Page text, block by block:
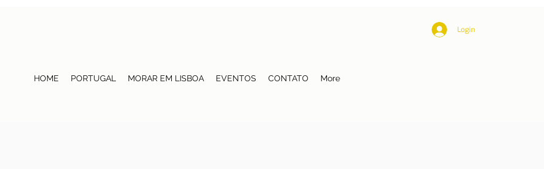
Login
HOME PORTUGAL MORAR EM LISBOA EVENTOS CONTATO More